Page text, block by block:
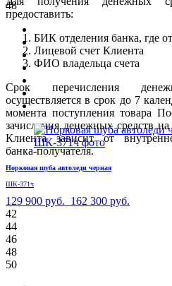
предоставить:
БИК отделения банка, где
Лицевой счет Клиента
ФИО владельца счета
Срок перечисления
осуществляется в срок до 7
момента поступления товара
зачисления денежных средств
Клиента зависит от
банка-получателя.
48
Норковая шуба автоледи черная
ШК-371ч
129 900 руб. 162 300 руб.
42
44
46
48
50